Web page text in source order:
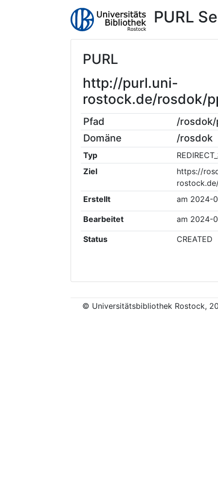
PURL
PURL
http://purl.uni-
rostock.de/rosdok/
Pfad
/
Domäne
/rosdok
Typ
Ziel
https://
Erstellt
am 2024-
Bearbeitet am 2024-
Status CREATED
© Universitätsbibliothek Rostock,